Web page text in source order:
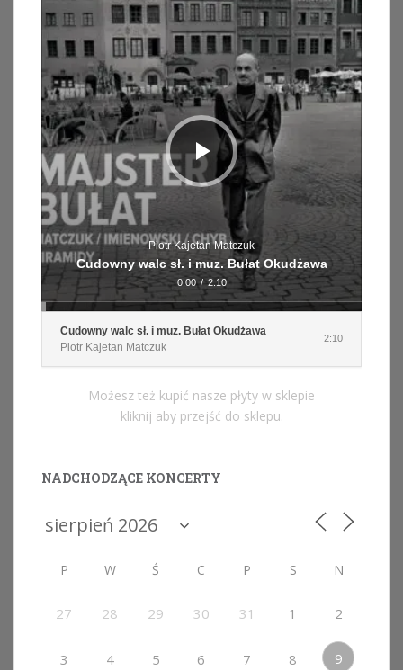
dźwiękowych
Piotr Kajetan Matczuk
Cudowny walc sł. i muz. Bułat Okudżawa
0:00 / 2:10
Cudowny walc sł. i muz. Bułat Okudżawa
Piotr Kajetan Matczuk
2:10
Możesz też kupić nasze płyty w sklepie
kliknij aby przejść do sklepu.
NADCHODZĄCE KONCERTY
P W Ś C P S N
27 28 29 30 31 1 2
3 4 5 6 7 8 9